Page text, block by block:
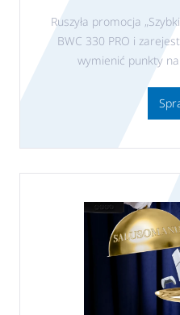
Ruszyła promocja
BWC 330 PRO i
wymienić punkty